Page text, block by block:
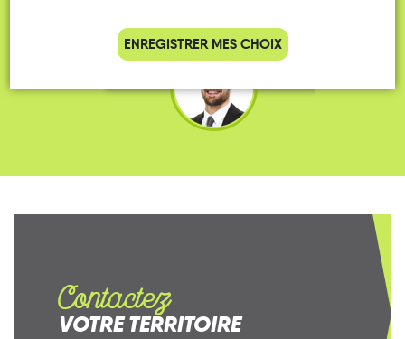
Contactez
VOTRE TERRITOIRE
ENREGISTRER MES CHOIX